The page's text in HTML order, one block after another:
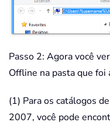
Passo 2: Agora você
Offline na pasta que foi
(1) Para os catálogos
2007, você pode